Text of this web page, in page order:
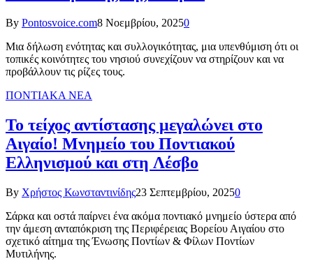
By Pontosvoice.com8 Νοεμβρίου, 20250
Μια δήλωση ενότητας και συλλογικότητας, μια υπενθύμιση ότι οι
τοπικές κοινότητες του νησιού συνεχίζουν να στηρίζουν και να
προβάλλουν τις ρίζες τους.
ΠΟΝΤΙΑΚΑ ΝΕΑ
Το τείχος αντίστασης μεγαλώνει στο
Αιγαίο! Μνημείο του Ποντιακού
Ελληνισμού και στη Λέσβο
By Χρήστος Κωνσταντινίδης23 Σεπτεμβρίου, 20250
Σάρκα και οστά παίρνει ένα ακόμα ποντιακό μνημείο ύστερα από
την άμεση ανταπόκριση της Περιφέρειας Βορείου Αιγαίου στο
σχετικό αίτημα της Ένωσης Ποντίων & Φίλων Ποντίων
Μυτιλήνης.